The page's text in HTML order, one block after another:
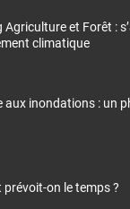
Agriculture et Forêt :
climatique
aux inondations : un
prévoit-on le temps ?